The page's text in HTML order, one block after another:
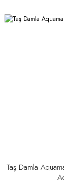
Taş Damla